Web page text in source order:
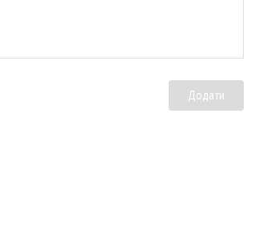
Додати